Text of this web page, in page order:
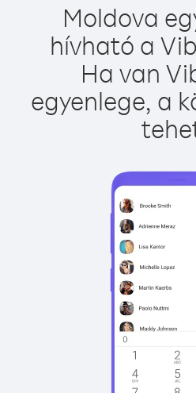
Moldova
hívható a
Ha van
egyenlege, a